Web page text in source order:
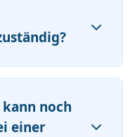
noch
einer